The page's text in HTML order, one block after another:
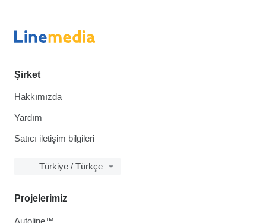
Şirket
Hakkımızda
Yardım
Satıcı iletişim bilgileri
Türkiye / Türkçe
Projelerimiz